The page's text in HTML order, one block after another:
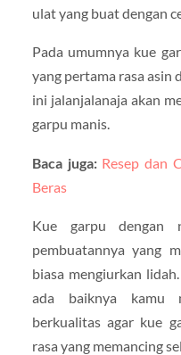
ulat yang buat dengan
Pada umumnya kue
yang pertama rasa asin
ini jalanjalanaja akan
garpu manis.
Baca juga: Resep dan
Beras
Kue garpu dengan
pembuatannya yang
biasa mengiurkan
ada baiknya kamu
berkualitas agar kue
rasa yang memancing